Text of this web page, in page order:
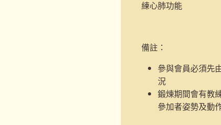
練心肺功能
備註：
參與會員必須先
況
鍛煉期間會有教
參加者姿勢及動